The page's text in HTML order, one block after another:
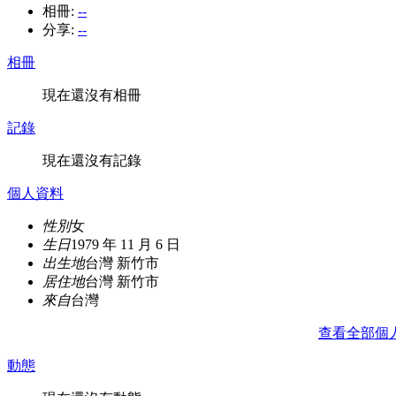
相冊: --
分享: --
相冊
現在還沒有相冊
記錄
現在還沒有記錄
個人資料
性別女
生日1979 年 11 月 6 日
出生地台灣 新竹市
居住地台灣 新竹市
來自台灣
查看全部個
動態